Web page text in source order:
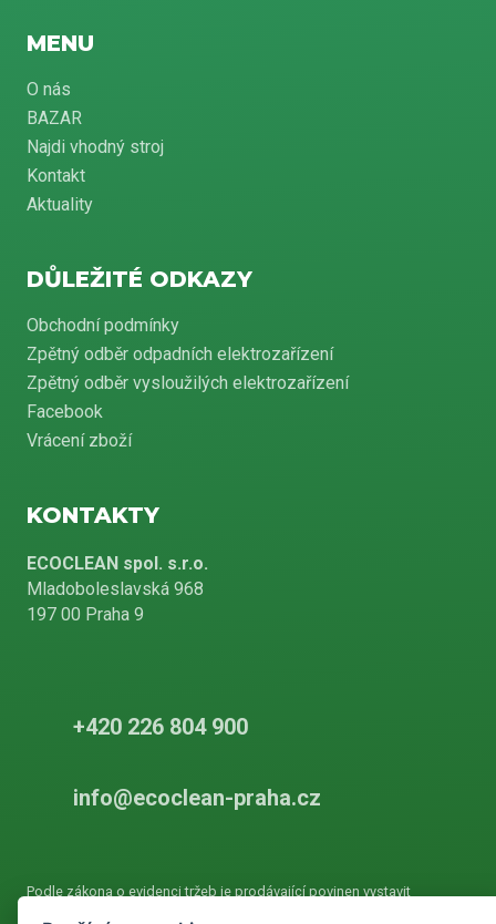
MENU
O nás
BAZAR
Najdi vhodný stroj
Kontakt
Aktuality
DŮLEŽITÉ ODKAZY
Obchodní podmínky
Zpětný odběr odpadních elektrozařízení
Zpětný odběr vysloužilých elektrozařízení
Facebook
Vrácení zboží
KONTAKTY
ECOCLEAN spol. s.r.o.
Mladoboleslavská 968
197 00 Praha 9
+420 226 804 900
info@ecoclean-praha.cz
Podle zákona o evidenci tržeb je prodávající povinen vystavit